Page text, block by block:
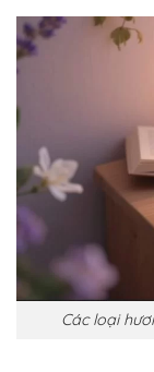
Các loại